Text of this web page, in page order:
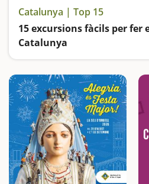
Catalunya | Top 15
15 excursions fàcils per fer
Catalunya